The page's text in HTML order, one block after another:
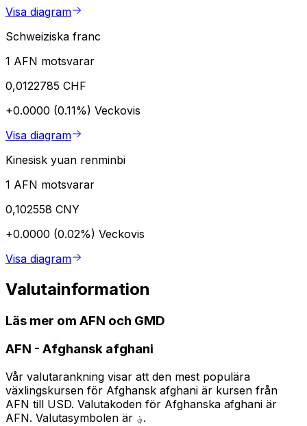
Visa diagram
Schweiziska franc
1 AFN motsvarar
0,0122785 CHF
+0.0000 (0.11%) Veckovis
Visa diagram
Kinesisk yuan renminbi
1 AFN motsvarar
0,102558 CNY
+0.0000 (0.02%) Veckovis
Visa diagram
Valutainformation
Läs mer om AFN och GMD
AFN - Afghansk afghani
Vår valutarankning visar att den mest populära
växlingskursen för Afghansk afghani är kursen från
AFN till USD. Valutakoden för Afghanska afghani är
AFN. Valutasymbolen är ؋.